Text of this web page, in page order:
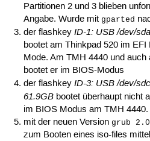
Partitionen 2 und 3 blieben
Angabe. Wurde mit gparted
der flashkeyID-1: USB /dev/
bootet am Thinkpad 520 im
Mode. Am TMH 4440 und
bootet er im BIOS-Modus
der flashkeyID-3: USB /dev/
61.9GB bootet überhaupt nicht
im BIOS Modus am TMH 4440.
mit der neuen Version grub
zum Booten eines iso-files